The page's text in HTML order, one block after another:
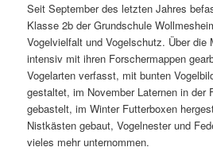
Seit September des letzten Jahres
Klasse 2b der Grundschule
Vogelvielfalt und Vogelschutz. Über die
intensiv mit ihren Forschermappen
Vogelarten verfasst, mit bunten
gestaltet, im November Laternen in der
gebastelt, im Winter Futterboxen
Nistkästen gebaut, Vogelnester und
vieles mehr unternommen.